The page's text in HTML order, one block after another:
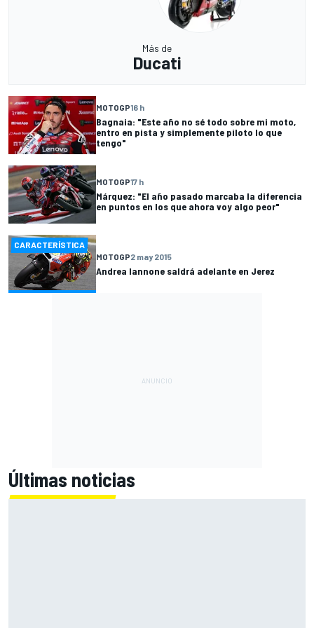
Más de
Ducati
MOTOGP16 h
Bagnaia: "Este año no sé todo sobre mi moto,
entro en pista y simplemente piloto lo que
tengo"
MOTOGP17 h
Márquez: "El año pasado marcaba la diferencia
en puntos en los que ahora voy algo peor"
CARACTERÍSTICA
MOTOGP2 may 2015
Andrea Iannone saldrá adelante en Jerez
Últimas noticias